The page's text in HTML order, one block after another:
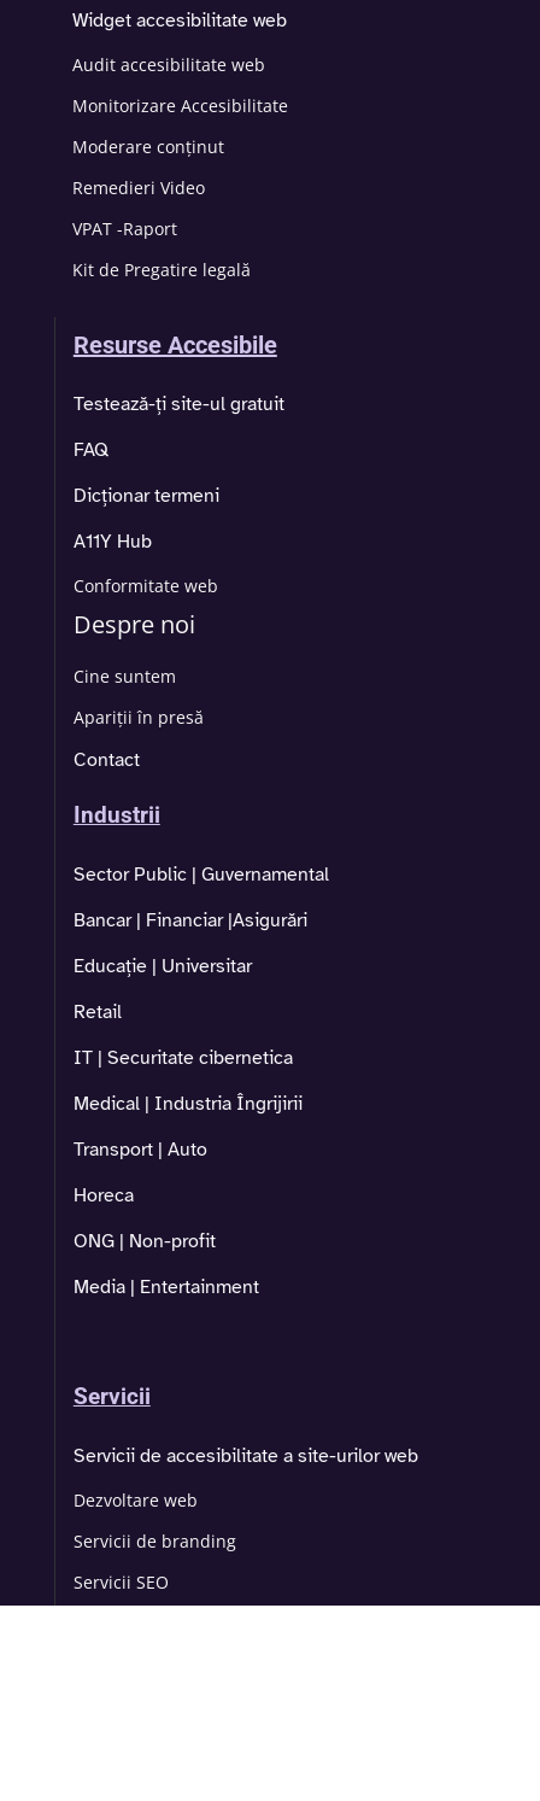
Widget accesibilitate web
Audit accesibilitate web
Monitorizare Accesibilitate
Moderare conținut
Remedieri Video
VPAT -Raport
Kit de Pregatire legală
Resurse Accesibile
Testează-ți site-ul gratuit
FAQ
Dicționar termeni
A11Y Hub
Conformitate web
Despre noi
Cine suntem
Apariții în presă
Contact
Industrii
Sector Public | Guvernamental
Bancar | Financiar |Asigurări
Educație | Universitar
Retail
IT | Securitate cibernetica
Medical | Industria Îngrijirii
Transport | Auto
Horeca
ONG | Non-profit
Media | Entertainment
Servicii
Servicii de accesibilitate a site-urilor web
Dezvoltare web
Servicii de branding
Servicii SEO